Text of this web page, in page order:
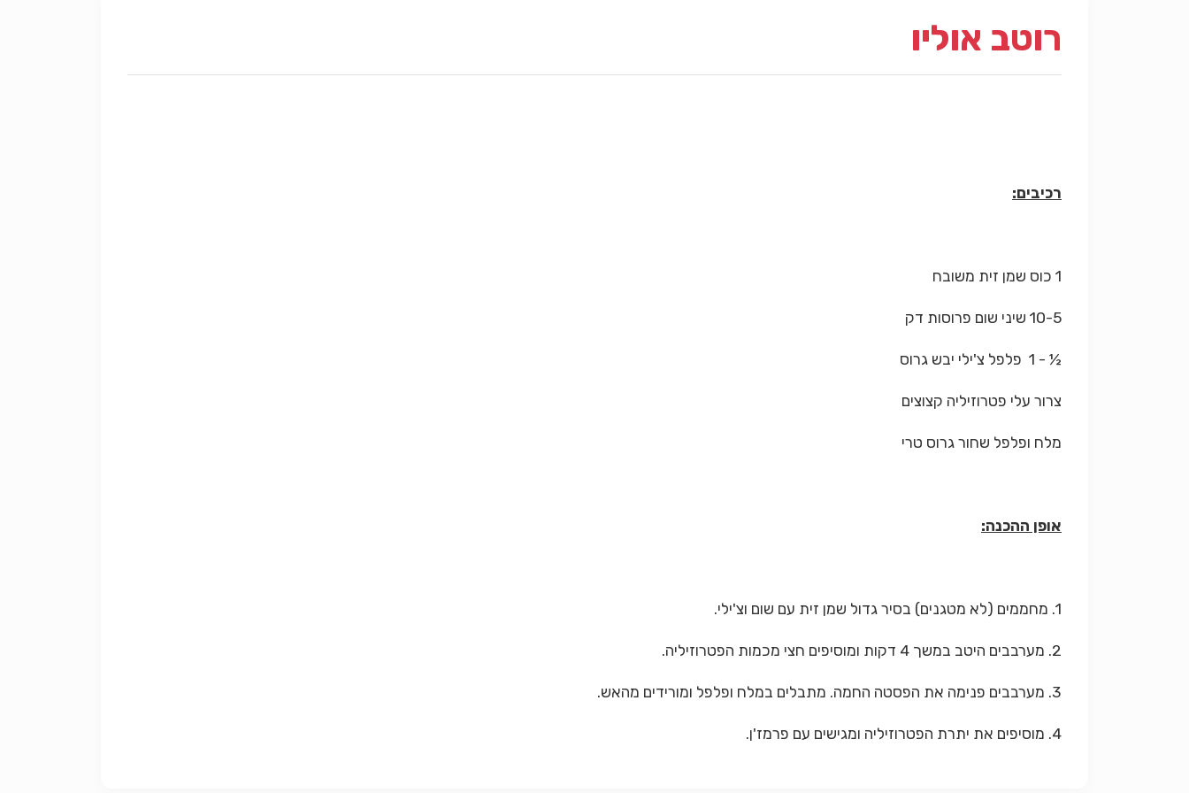
רוטב אוליו
רכיבים:
1 כוס שמן זית משובח
10-5 שיני שום פרוסות דק
½ - 1 פלפל צ'ילי יבש גרוס
צרור עלי פטרוזיליה קצוצים
מלח ופלפל שחור גרוס טרי
אופן ההכנה:
1. מחממים (לא מטגנים) בסיר גדול שמן זית עם שום וצ'ילי.
2. מערבבים היטב במשך 4 דקות ומוסיפים חצי מכמות הפטרוזיליה.
3. מערבבים פנימה את הפסטה החמה. מתבלים במלח ופלפל ומורידים מהאש.
4. מוסיפים את יתרת הפטרוזיליה ומגישים עם פרמז'ן.